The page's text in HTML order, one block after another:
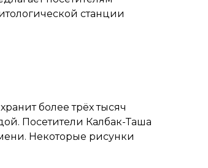
станции
более трёх тысяч
Посетители Калбак-Таша
Некоторые рисунки